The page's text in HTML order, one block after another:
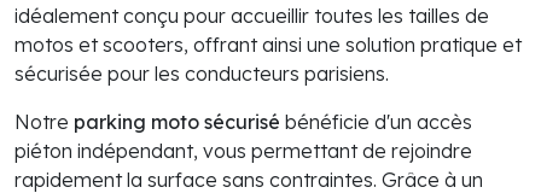
idéalement conçu pour accueillir toutes les tailles de
motos et scooters, offrant ainsi une solution pratique et
sécurisée pour les conducteurs parisiens.
Notre parking moto sécurisé bénéficie d'un accès
piéton indépendant, vous permettant de rejoindre
rapidement la surface sans contraintes. Grâce à un